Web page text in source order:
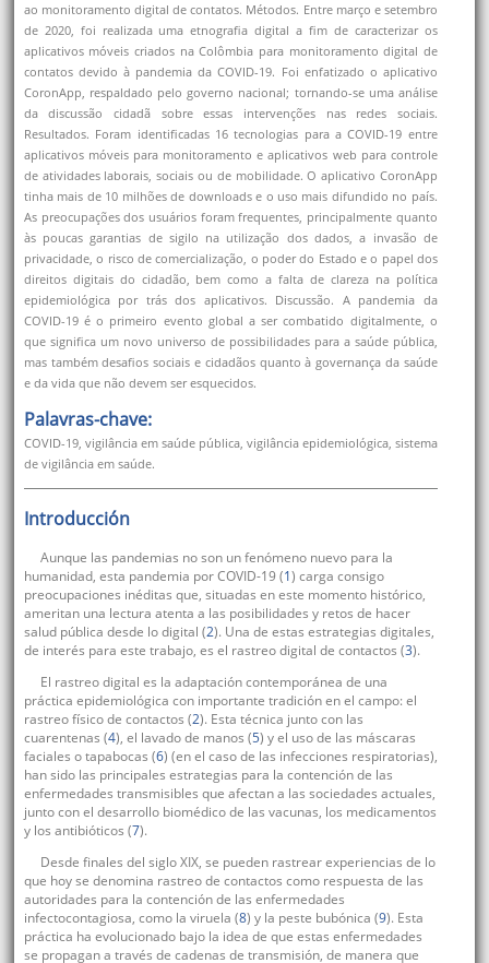
ao monitoramento digital de contatos. Métodos. Entre março e setembro
de 2020, foi realizada uma etnografia digital a fim de caracterizar os
aplicativos móveis criados na Colômbia para monitoramento digital de
contatos devido à pandemia da COVID-19. Foi enfatizado o aplicativo
CoronApp, respaldado pelo governo nacional; tornando-se uma análise
da discussão cidadã sobre essas intervenções nas redes sociais.
Resultados. Foram identificadas 16 tecnologias para a COVID-19 entre
aplicativos móveis para monitoramento e aplicativos web para controle
de atividades laborais, sociais ou de mobilidade. O aplicativo CoronApp
tinha mais de 10 milhões de downloads e o uso mais difundido no país.
As preocupações dos usuários foram frequentes, principalmente quanto
às poucas garantias de sigilo na utilização dos dados, a invasão de
privacidade, o risco de comercialização, o poder do Estado e o papel dos
direitos digitais do cidadão, bem como a falta de clareza na política
epidemiológica por trás dos aplicativos. Discussão. A pandemia da
COVID-19 é o primeiro evento global a ser combatido digitalmente, o
que significa um novo universo de possibilidades para a saúde pública,
mas também desafios sociais e cidadãos quanto à governança da saúde
e da vida que não devem ser esquecidos.
Palavras-chave:
COVID-19, vigilância em saúde pública, vigilância epidemiológica, sistema
de vigilância em saúde.
Introducción
Aunque las pandemias no son un fenómeno nuevo para la
humanidad, esta pandemia por COVID-19 (1) carga consigo
preocupaciones inéditas que, situadas en este momento histórico,
ameritan una lectura atenta a las posibilidades y retos de hacer
salud pública desde lo digital (2). Una de estas estrategias digitales,
de interés para este trabajo, es el rastreo digital de contactos (3).
El rastreo digital es la adaptación contemporánea de una
práctica epidemiológica con importante tradición en el campo: el
rastreo físico de contactos (2). Esta técnica junto con las
cuarentenas (4), el lavado de manos (5) y el uso de las máscaras
faciales o tapabocas (6) (en el caso de las infecciones respiratorias),
han sido las principales estrategias para la contención de las
enfermedades transmisibles que afectan a las sociedades actuales,
junto con el desarrollo biomédico de las vacunas, los medicamentos
y los antibióticos (7).
Desde finales del siglo XIX, se pueden rastrear experiencias de lo
que hoy se denomina rastreo de contactos como respuesta de las
autoridades para la contención de las enfermedades
infectocontagiosa, como la viruela (8) y la peste bubónica (9). Esta
práctica ha evolucionado bajo la idea de que estas enfermedades
se propagan a través de cadenas de transmisión, de manera que